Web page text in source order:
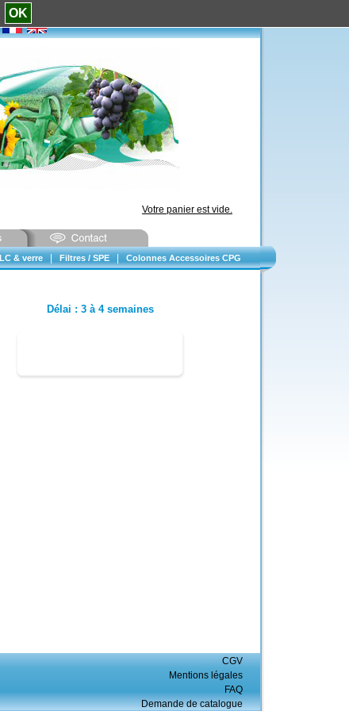
Votre panier est vide.
& verre Filtres / SPE Colonnes Accessoires CPG
Délai : 3 à 4 semaines
CGV
Mentions légales
FAQ
Demande de catalogue
OK